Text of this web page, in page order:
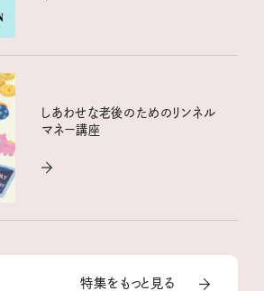
しあわせな老後のためのリンネル
マネー講座
特集をもっと見る